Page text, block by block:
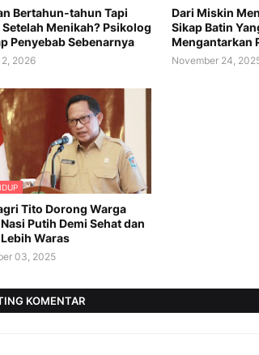
Bertahun-tahun Tapi
Setelah Menikah? Psikolog
Penyebab Sebenarnya
2026
Dari Miskin
Sikap Batin
Mengantarkan
November 24,
Tito Dorong Warga
Putih Demi Sehat dan
Waras
03, 2025
KOMENTAR